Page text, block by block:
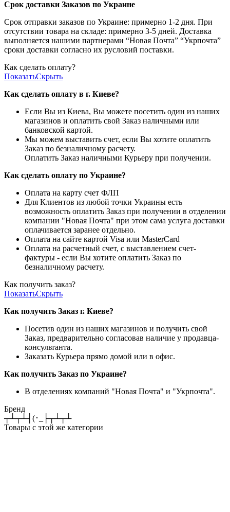
Срок доставки Заказов по Украине
Срок отправки заказов по Украине: примерно 1-2 дня. При
отсутствии товара на складе: примерно 3-5 дней. Доставка
выполняется нашими партнерами “Новая Почта” “Укрпочта”
сроки доставки согласно их русловий поставки.
Как сделать оплату?
ПоказатьСкрыть
Как сделать оплату в г. Киеве?
Если Вы из Киева, Вы можете посетить один из наших
магазинов и оплатить свой Заказ наличными или
банковской картой.
Мы можем выставить счет, если Вы хотите оплатить
Заказ по безналичному расчету.
Оплатить Заказ наличными Курьеру при получении.
Как сделать оплату по Украине?
Оплата на карту счет ФЛП
Для Клиентов из любой точки Украины есть
возможность оплатить Заказ при получении в отделении
компании "Новая Почта" при этом сама услуга доставки
оплачивается заранее отдельно.
Оплата на сайте картой Visa или MasterCard
Оплата на расчетный счет, с выставлением счет-
фактуры - если Вы хотите оплатить Заказ по
безналичному расчету.
Как получить заказ?
ПоказатьСкрыть
Как получить Заказ г. Киеве?
Посетив один из наших магазинов и получить свой
Заказ, предварительно согласовав наличие у продавца-
консультанта.
Заказать Курьера прямо домой или в офис.
Как получить Заказ по Украине?
В отделениях компаний "Новая Почта" и "Укрпочта".
Бренд
┬┴┬┴┤(･_├┬┴┬┴
Товары с этой же категории